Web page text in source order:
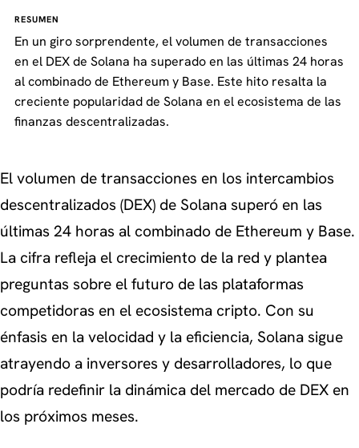
RESUMEN
En un giro sorprendente, el volumen de transacciones
en el DEX de Solana ha superado en las últimas 24 horas
al combinado de Ethereum y Base. Este hito resalta la
creciente popularidad de Solana en el ecosistema de las
finanzas descentralizadas.
El volumen de transacciones en los intercambios
descentralizados (DEX) de Solana superó en las
últimas 24 horas al combinado de Ethereum y Base.
La cifra refleja el crecimiento de la red y plantea
preguntas sobre el futuro de las plataformas
competidoras en el ecosistema cripto. Con su
énfasis en la velocidad y la eficiencia, Solana sigue
atrayendo a inversores y desarrolladores, lo que
podría redefinir la dinámica del mercado de DEX en
los próximos meses.